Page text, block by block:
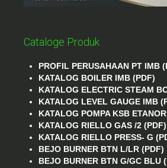
Cataloge Produk
PROFIL PERUSAHAAN PT IMB
KATALOG BOILER IMB (PDF)
KATALOG ELECTRIC STEAM
KATALOG LEVEL GAUGE IMB
KATALOG POMPA KSB
KATALOG RIELLO GAS /2 (PDF)
KATALOG RIELLO PRESS- G
BEJO BURNER BTN L/LR (PDF)
BEJO BURNER BTN G/GC BLU